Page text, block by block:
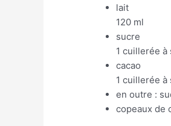
lait
120 ml
sucre
1 cuillerée à
cacao
1 cuillerée à
en outre :
copeaux de